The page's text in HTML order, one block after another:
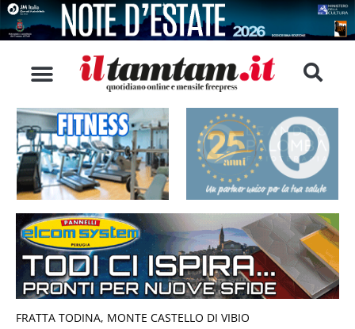
FRATTA TODINA, MONTE CASTELLO DI VIBIO